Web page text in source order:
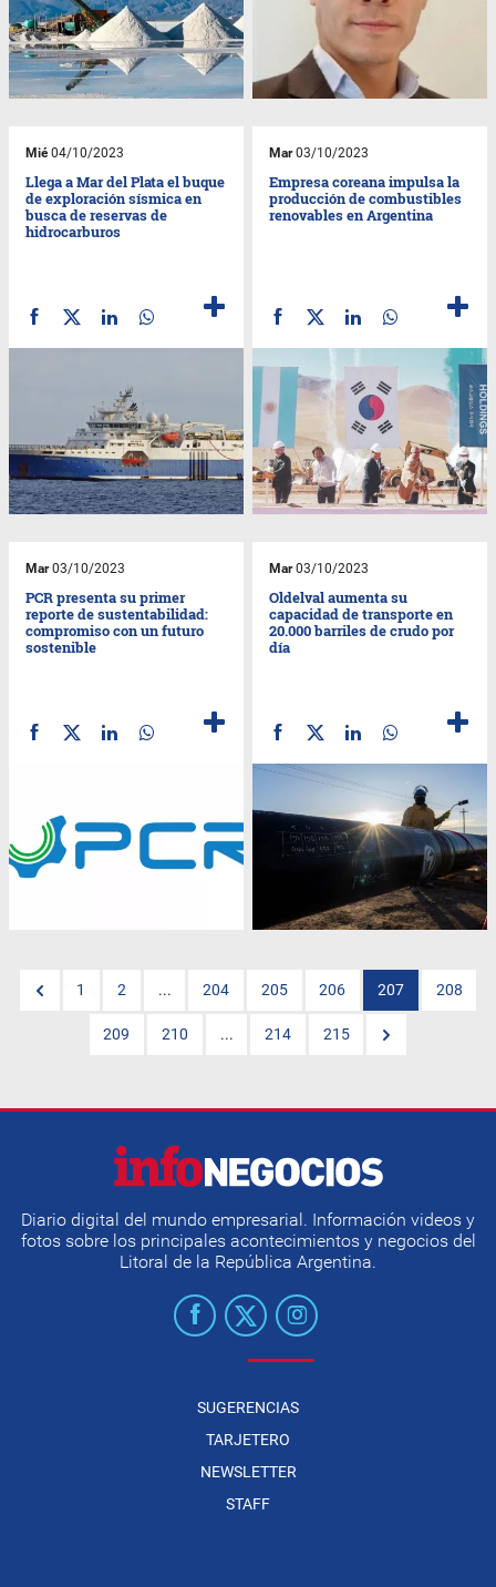
Mié04/10/2023
Llega a Mar del Plata el buque
de exploración sísmica en
busca de reservas de
hidrocarburos
Mar03/10/2023
Empresa coreana impulsa la
producción de combustibles
renovables en Argentina
Mar03/10/2023
PCR presenta su primer
reporte de sustentabilidad:
compromiso con un futuro
sostenible
Mar03/10/2023
Oldelval aumenta su
capacidad de transporte en
20.000 barriles de crudo por
día
1 2 ... 204 205 206 207 208
209 210 ... 214 215
Diario digital del mundo empresarial. Información videos y
fotos sobre los principales acontecimientos y negocios del
Litoral de la República Argentina.
SUGERENCIAS
TARJETERO
NEWSLETTER
STAFF